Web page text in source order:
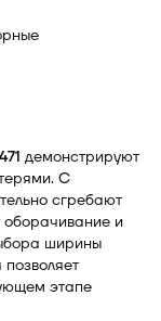
демонстрируют
С
сгребают
оборачивание и
ширины
этапе